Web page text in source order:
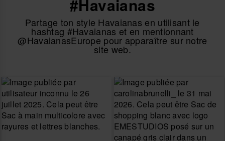
#Havaianas
Partage ton style Havaianas en utilisant le
hashtag #Havaianas et en mentionnant
@HavaianasEurope pour apparaître sur notre
site web.